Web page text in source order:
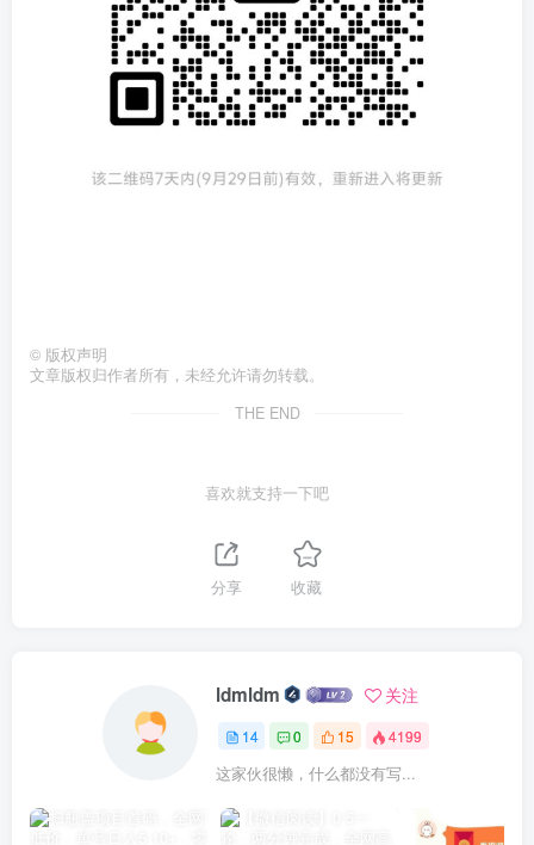
© 版权声明
文章版权归作者所有，未经允许请勿转载。
THE END
喜欢就支持一下吧
分享 收藏
ldmldm 关注
14 0 15 4199
这家伙很懒，什么都没有写...